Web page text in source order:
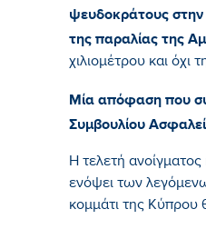
ψευδοκράτους
της παραλίας της
χιλιομέτρου και όχι
Μία απόφαση που
Συμβουλίου
Η τελετή
ενόψει των
κομμάτι της Κύπρου